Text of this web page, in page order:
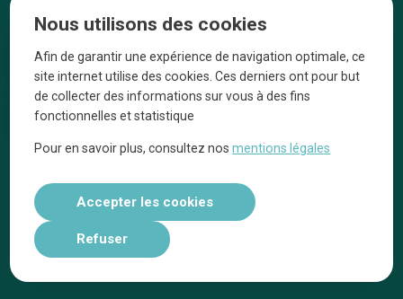
Accueil
Bonnes adresses
Quartiers
Blog
Tops 10
Artisans
A propos
On parle de nous
Nous utilisons des cookies
Afin de garantir une expérience de navigation optimale, ce
site internet utilise des cookies. Ces derniers ont pour but
de collecter des informations sur vous à des fins
fonctionnelles et statistique
Pour en savoir plus, consultez nosmentions légales
Accepter les cookies
Refuser